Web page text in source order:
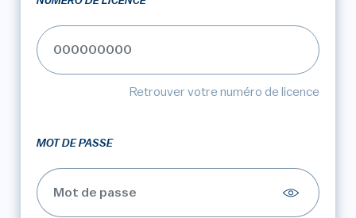
Retrouver votre numéro de licence
MOT DE PASSE